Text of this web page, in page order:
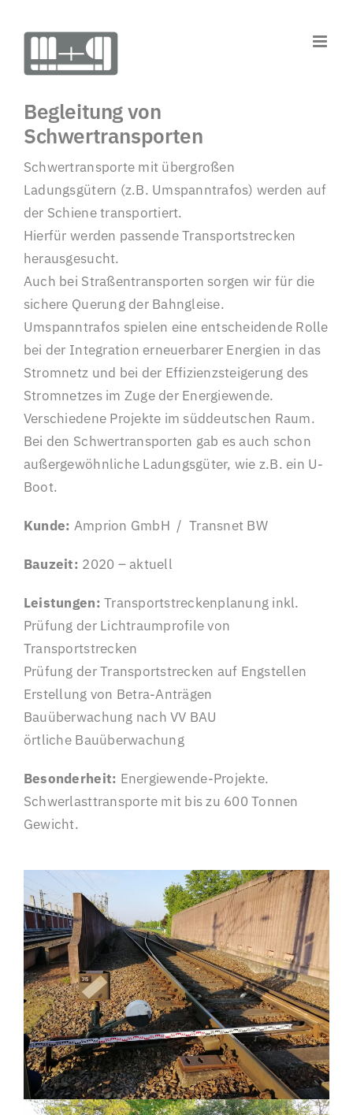
Inhalt
springen
Begleitung von
Schwertransporten
Schwertransporte mit übergroßen
Ladungsgütern (z.B. Umspanntrafos) werden auf
der Schiene transportiert.
Hierfür werden passende Transportstrecken
herausgesucht.
Auch bei Straßentransporten sorgen wir für die
sichere Querung der Bahngleise.
Umspanntrafos spielen eine entscheidende Rolle
bei der Integration erneuerbarer Energien in das
Stromnetz und bei der Effizienzsteigerung des
Stromnetzes im Zuge der Energiewende.
Verschiedene Projekte im süddeutschen Raum.
Bei den Schwertransporten gab es auch schon
außergewöhnliche Ladungsgüter, wie z.B. ein U-
Boot.
Kunde: Amprion GmbH / Transnet BW
Bauzeit: 2020 – aktuell
Leistungen:Transportstreckenplanung inkl.
Prüfung der Lichtraumprofile von
Transportstrecken
Prüfung der Transportstrecken auf Engstellen
Erstellung von Betra-Anträgen
Bauüberwachung nach VV BAU
örtliche Bauüberwachung
Besonderheit: Energiewende-Projekte.
Schwerlasttransporte mit bis zu 600 Tonnen
Gewicht.